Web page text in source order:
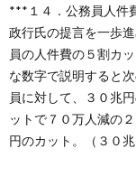
***１４．公務員人
政行氏の提言を一歩
員の人件費の５割カ
な数字で説明すると
員に対して、３０兆
ットで７０万人減の
円のカット。（３０